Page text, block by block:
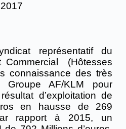
représentatif du
Commercial (Hôtesses
connaissance des très
Groupe AF/KLM pour
d’exploitation de
en hausse de 269
rapport à 2015, un